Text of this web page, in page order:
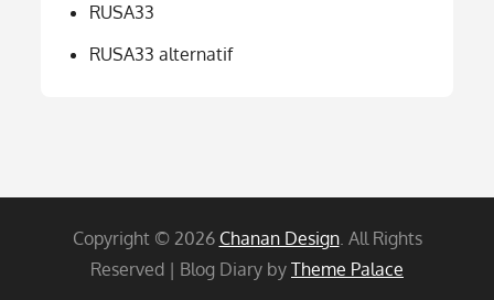
RUSA33
RUSA33 alternatif
Copyright © 2026 Chanan Design. All Rights
Reserved | Blog Diary by Theme Palace